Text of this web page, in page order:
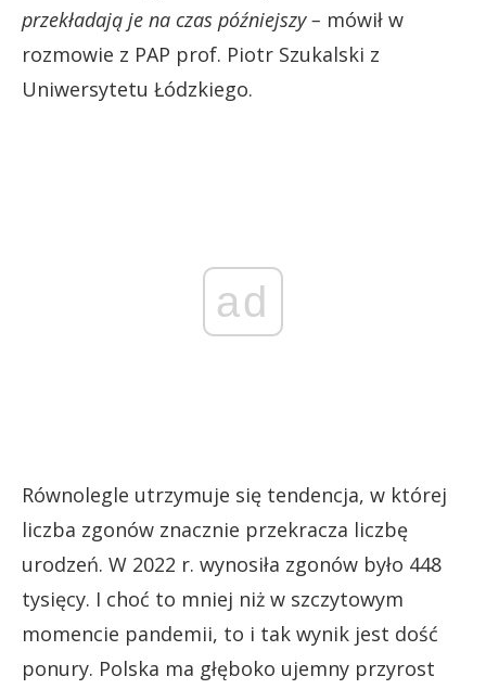
przekładają je na czas późniejszy – mówił w
rozmowie z PAP prof. Piotr Szukalski z
Uniwersytetu Łódzkiego.
ad
Równolegle utrzymuje się tendencja, w której
liczba zgonów znacznie przekracza liczbę
urodzeń. W 2022 r. wynosiła zgonów było 448
tysięcy. I choć to mniej niż w szczytowym
momencie pandemii, to i tak wynik jest dość
ponury. Polska ma głęboko ujemny przyrost